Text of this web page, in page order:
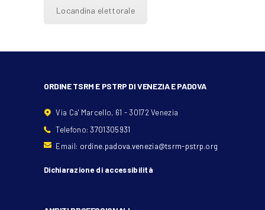
Locandina elettorale
ORDINE TSRM E PSTRP DI VENEZIA E PADOVA
Via Ca' Marcello, 61 - 30172 Venezia
Telefono:3701305931
Email: ordine.padova.venezia@tsrm-pstrp.org
Dichiarazione di accessibilità